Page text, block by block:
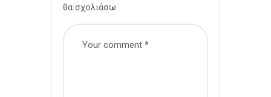
θα σχολιάσω.